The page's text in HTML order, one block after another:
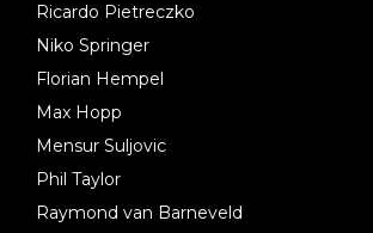
Ricardo Pietreczko
Niko Springer
Florian Hempel
Max Hopp
Mensur Suljovic
Phil Taylor
Raymond van Barneveld